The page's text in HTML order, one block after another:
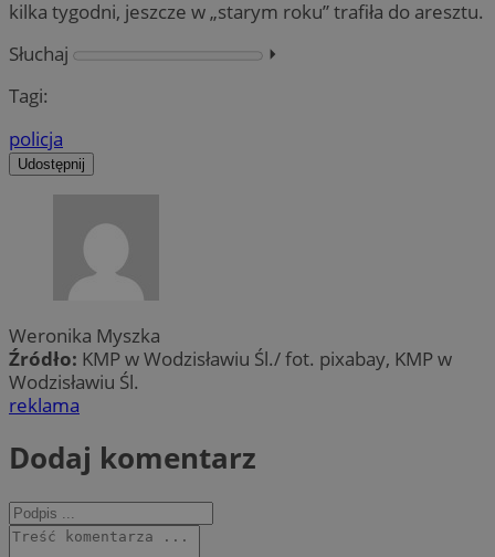
kilka tygodni, jeszcze w „starym roku” trafiła do aresztu.
Słuchaj
⏵︎
Tagi:
policja
Udostępnij
Weronika Myszka
Źródło: KMP w Wodzisławiu Śl./ fot. pixabay, KMP w
Wodzisławiu Śl.
reklama
Dodaj komentarz